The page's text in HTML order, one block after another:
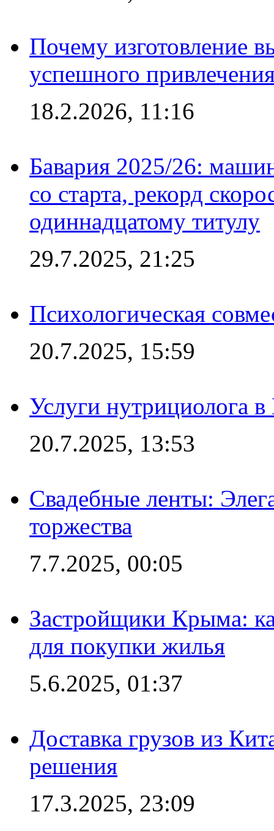
Почему изготовление
успешного
18.2.2026, 11:16
Бавария 2025/26:
со старта, рекорд
одиннадцатому титулу
29.7.2025, 21:25
Психологическая
20.7.2025, 15:59
Услуги нутрициолога
20.7.2025, 13:53
Свадебные ленты:
торжества
7.7.2025, 00:05
Застройщики Крыма:
для покупки жилья
5.6.2025, 01:37
Доставка грузов из
решения
17.3.2025, 23:09